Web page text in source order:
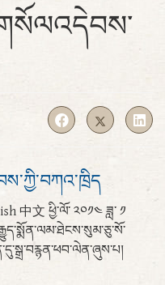
中文 ཕྱི་ལོ་ ༢༠༡༤ ཟླ་ ༡